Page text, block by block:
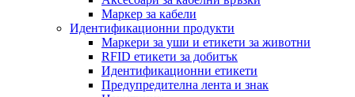
Маркер за кабели
Идентификационни продукти
Маркери за уши и етикети за животни
RFID етикети за добитък
Идентификационни етикети
Предупредителна лента и знак